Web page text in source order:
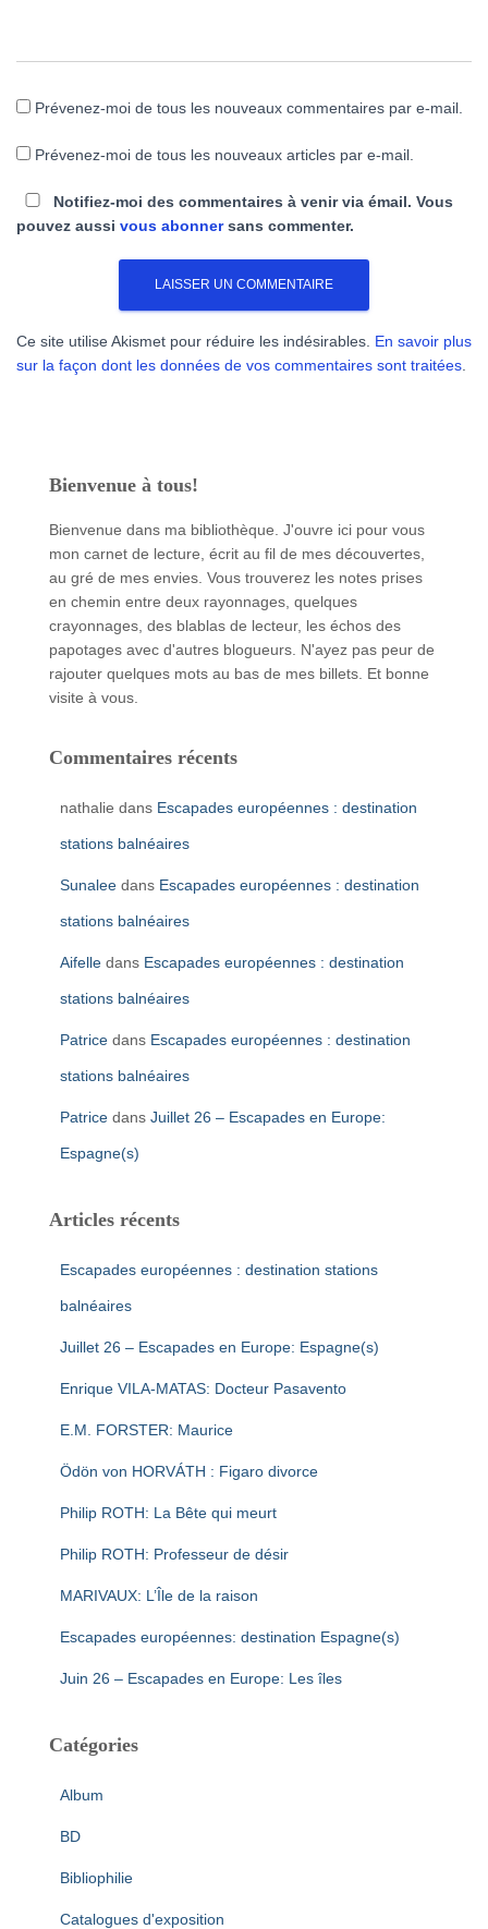
Prévenez-moi de tous les nouveaux commentaires par e-mail.
Prévenez-moi de tous les nouveaux articles par e-mail.
Notifiez-moi des commentaires à venir via émail. Vous
pouvez aussi vous abonnersans commenter.
Ce site utilise Akismet pour réduire les indésirables. En savoir plus
sur la façon dont les données de vos commentaires sont traitées
Bienvenue à tous!
Bienvenue dans ma bibliothèque. J'ouvre ici pour vous
mon carnet de lecture, écrit au fil de mes découvertes,
au gré de mes envies. Vous trouverez les notes prises
en chemin entre deux rayonnages, quelques
crayonnages, des blablas de lecteur, les échos des
papotages avec d'autres blogueurs. N'ayez pas peur de
rajouter quelques mots au bas de mes billets. Et bonne
visite à vous.
Commentaires récents
nathalie dans Escapades européennes : destination
stations balnéaires
Sunalee dans Escapades européennes : destination
stations balnéaires
Aifelle dans Escapades européennes : destination
stations balnéaires
Patrice dans Escapades européennes : destination
stations balnéaires
Patrice dans Juillet 26 – Escapades en Europe:
Espagne(s)
Articles récents
Escapades européennes : destination stations
balnéaires
Juillet 26 – Escapades en Europe: Espagne(s)
Enrique VILA-MATAS: Docteur Pasavento
E.M. FORSTER: Maurice
Ödön von HORVÁTH : Figaro divorce
Philip ROTH: La Bête qui meurt
Philip ROTH: Professeur de désir
MARIVAUX: L’Île de la raison
Escapades européennes: destination Espagne(s)
Juin 26 – Escapades en Europe: Les îles
Catégories
Album
BD
Bibliophilie
Catalogues d'exposition